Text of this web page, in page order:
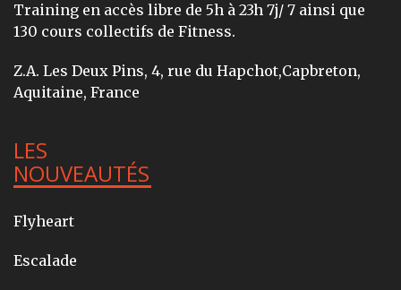
Training en accès libre de 5h à 23h 7j/ 7 ainsi que
130 cours collectifs de Fitness.
Z.A. Les Deux Pins, 4, rue du Hapchot,Capbreton,
Aquitaine, France
LES
NOUVEAUTÉS
Flyheart
Escalade